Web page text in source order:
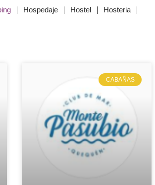
Hospedaje Hostel
Hosteria
CABAÑAS